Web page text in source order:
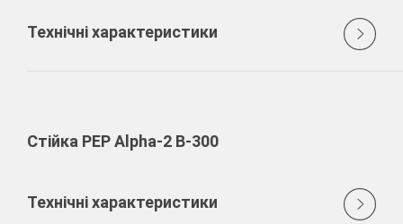
Технічні характеристики
Стійка PEP Alpha-2 B-300
Технічні характеристики